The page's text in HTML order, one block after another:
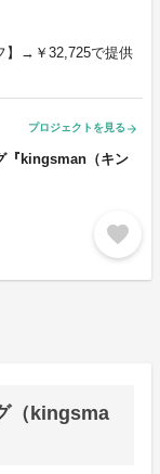
】→￥32,725で提供
プロジェクトを見る arrow_forward
『kingsman（キン
favorite
（kingsma